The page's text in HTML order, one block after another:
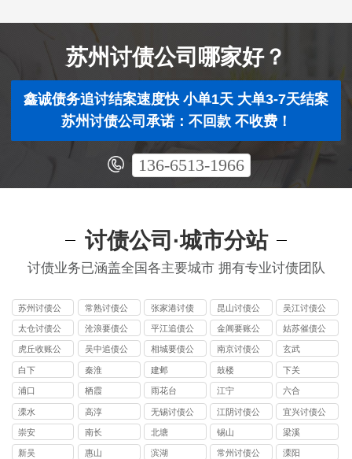
苏州讨债公司哪家好？
鑫诚债务追讨结案速度快 小单1天 大单3-7天结案
苏州讨债公司承诺：不回款 不收费！
136-6513-1966
讨债公司·城市分站
讨债业务已涵盖全国各主要城市 拥有专业讨债团队
苏州讨债公
司
常熟讨债公
司
张家港讨债
公司
昆山讨债公
司
吴江讨债公
司
太仓讨债公
司
沧浪要债公
司
平江追债公
司
金阊要账公
司
姑苏催债公
司
虎丘收账公
司
吴中追债公
司
相城要债公
司
南京讨债公
司
玄武
白下 秦淮 建邺 鼓楼 下关
浦口 栖霞 雨花台 江宁 六合
溧水 高淳
无锡讨债公
司
江阴讨债公
司
宜兴讨债公
司
崇安 南长 北塘 锡山 梁溪
新吴 惠山 滨湖
常州讨债公
溧阳